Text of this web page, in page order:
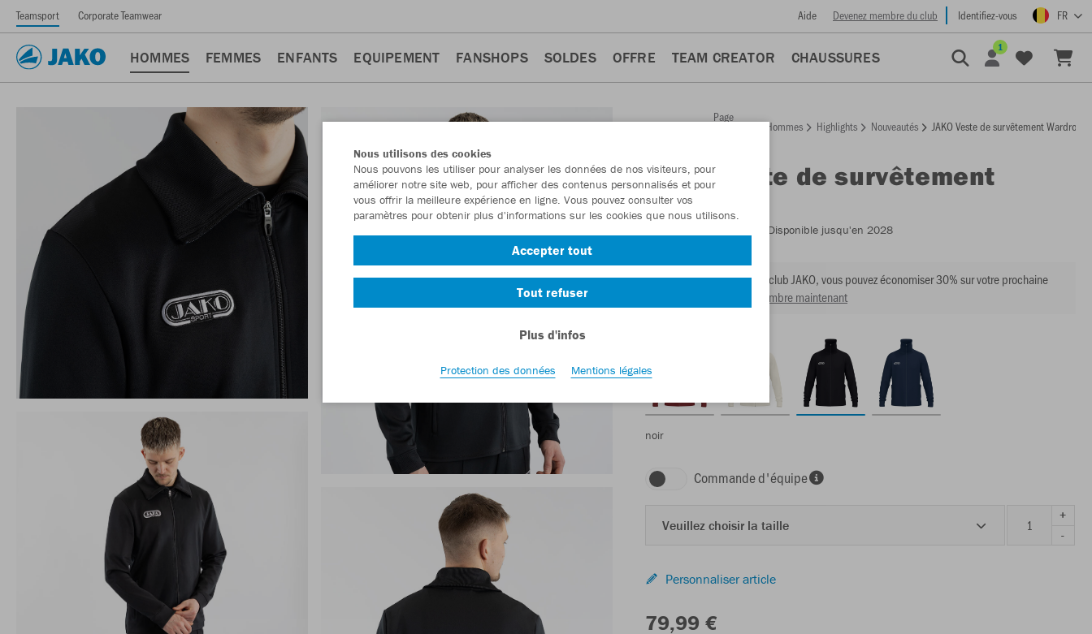
Teamsport Corporate Teamwear Aide Devenez membre du club Identifiez-vous FR
HOMMES FEMMES ENFANTS EQUIPEMENT FANSHOPS SOLDES OFFRE TEAM CREATOR CHAUSSURES
1
Retour
Page
Hommes Highlights Nouveautés JAKO Veste de survêtement Wardrobe
JAKO Veste de survêtement
Wardrobe
- Disponible jusqu'en 2028
En tant que membre du club JAKO, vous pouvez économiser 30% sur votre prochaine
Devenir membre maintenant
noir
Commande d'équipe
Veuillez choisir la taille
+
-
Personnaliser article
79,99 €
Nous utilisons des cookies
Nous pouvons les utiliser pour analyser les données de nos visiteurs, pour
améliorer notre site web, pour afficher des contenus personnalisés et pour
vous offrir la meilleure expérience en ligne. Vous pouvez consulter vos
paramètres pour obtenir plus d'informations sur les cookies que nous utilisons.
Accepter tout
Tout refuser
Plus d'infos
Protection des données Mentions légales